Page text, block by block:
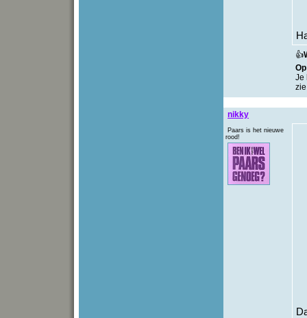
👍
Je
nikky
Paars is het nieuwe
rood!